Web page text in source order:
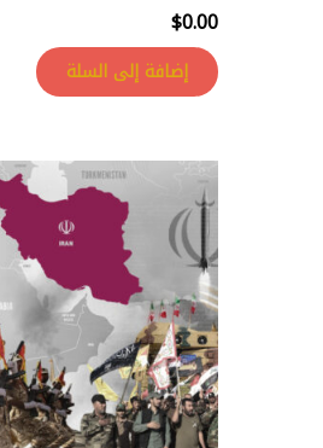
$0.00
إضافة إلى السلة